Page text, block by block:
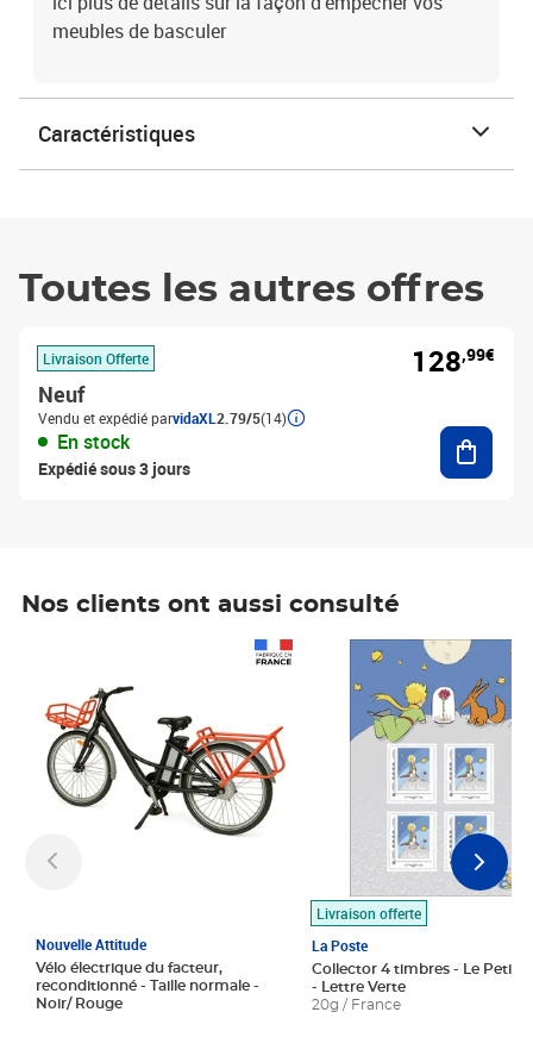
meubles de basculer
Caractéristiques
Toutes les autres offres
Livraison Offerte
Neuf
Vendu et expédié parvidaXL 2.79/5(14)
En stock
Expédié sous 3 jours
128,99€
Nos clients ont aussi consulté
Nouvelle Attitude
Vélo électrique du facteur,
reconditionné - Taille normale -
Noir/ Rouge
Livraison offerte
La Poste
Collector 4 timbres - Le Petit
- Lettre Verte
20g / France
Prix 7,50€